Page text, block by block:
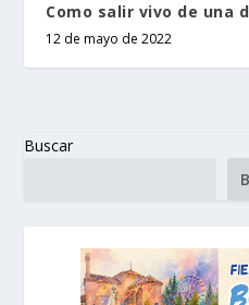
Como salir vivo de una
12 de mayo de 2022
Buscar